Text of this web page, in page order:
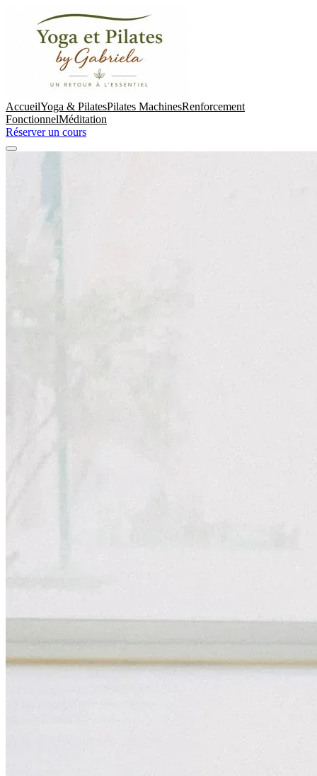
AccueilYoga & PilatesPilates MachinesRenforcement
FonctionnelMéditation
Réserver un cours